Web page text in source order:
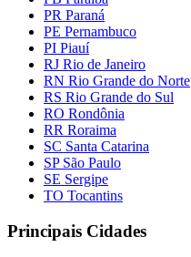
PR Paraná
PE Pernambuco
PI Piauí
RJ Rio de Janeiro
RN Rio Grande do Norte
RS Rio Grande do Sul
RO Rondônia
RR Roraima
SC Santa Catarina
SP São Paulo
SE Sergipe
TO Tocantins
Principais Cidades